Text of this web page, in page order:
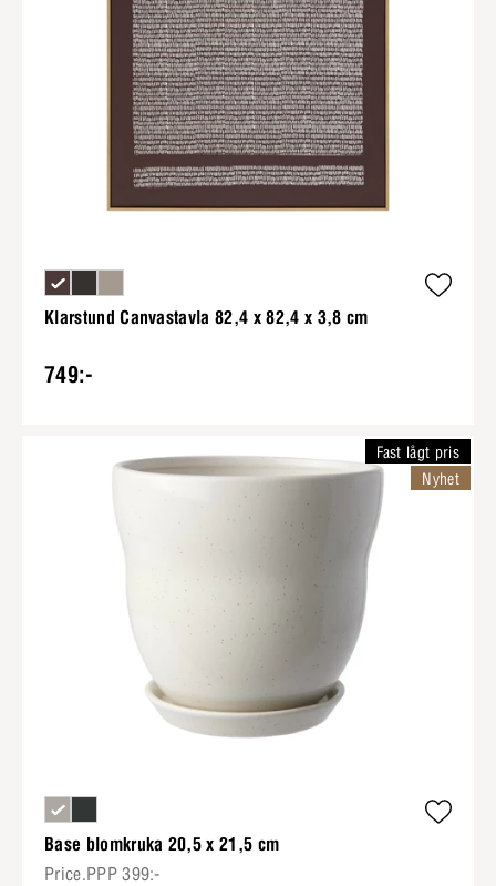
Klarstund Canvastavla 82,4 x 82,4 x 3,8 cm
749:-
Base blomkruka 20,5 x 21,5 cm
Price.PPP 399:-
Fast lågt pris
Nyhet